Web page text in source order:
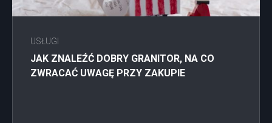
USŁUGI
JAK ZNALEŹĆ DOBRY GRANITOR, NA CO
ZWRACAĆ UWAGĘ PRZY ZAKUPIE